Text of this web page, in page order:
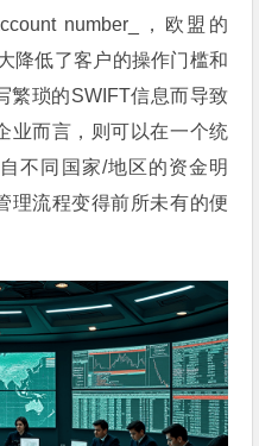
number_，欧盟的
降低了客户的操作门槛和
繁琐的SWIFT信息而导致
业而言，则可以在一个统
不同国家/地区的资金明
理流程变得前所未有的便